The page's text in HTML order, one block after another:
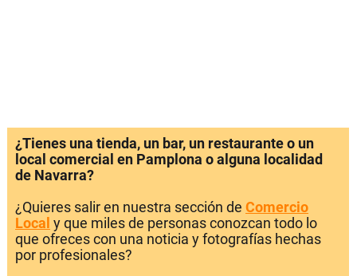
¿Tienes una tienda, un bar, un restaurante o un
local comercial en Pamplona o alguna localidad
de Navarra?
¿Quieres salir en nuestra sección de Comercio
Local y que miles de personas conozcan todo lo
que ofreces con una noticia y fotografías hechas
por profesionales?